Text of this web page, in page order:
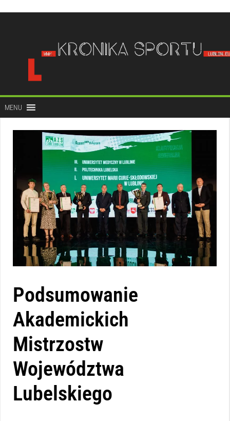
treści
MENU
Podsumowanie
Akademickich
Mistrzostw
Województwa
Lubelskiego